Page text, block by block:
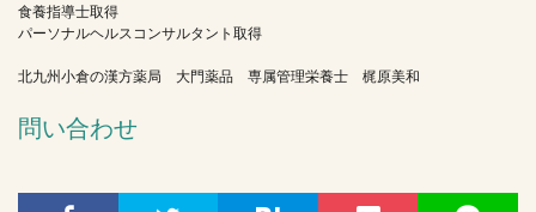
食養指導士取得
パーソナルヘルスコンサルタント取得
北九州小倉の漢方薬局 大門薬品 専属管理栄養士 梶原美和
問い合わせ